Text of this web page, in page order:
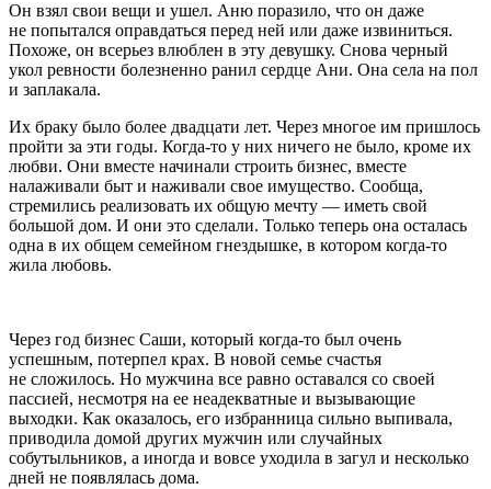
Он взял свои вещи и ушел. Аню поразило, что он даже
не попытался оправдаться перед ней или даже извиниться.
Похоже, он всерьез влюблен в эту девушку. Снова черный
укол ревности болезненно ранил сердце Ани. Она села на пол
и заплакала.
Их браку было более двадцати лет. Через многое им пришлось
пройти за эти годы. Когда-то у них ничего не было, кроме их
любви. Они вместе начинали строить бизнес, вместе
налаживали быт и наживали свое имущество. Сообща,
стремились реализовать их общую мечту — иметь свой
большой дом. И они это сделали. Только теперь она осталась
одна в их общем семейном гнездышке, в котором когда-то
жила любовь.
Через год бизнес Саши, который когда-то был очень
успешным, потерпел крах. В новой семье счастья
не сложилось. Но мужчина все равно оставался со своей
пассией, несмотря на ее неадекватные и вызывающие
выходки. Как оказалось, его избранница сильно выпивала,
приводила домой других мужчин или случайных
собутыльников, а иногда и вовсе уходила в загул и несколько
дней не появлялась дома.